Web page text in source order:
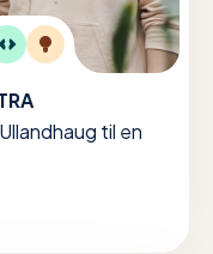
til en